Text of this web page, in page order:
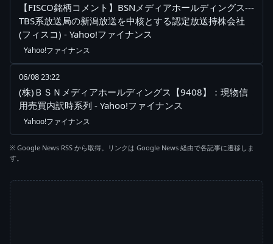
【FISCO銘柄コメント】BSNメディアホールディングス---
TBS系放送局の新潟放送を中核とする認定放送持株会社
(フィスコ) - Yahoo!ファイナンス
Yahoo!ファイナンス
06/08 23:22
(株)ＢＳＮメディアホールディングス【9408】：現物信
用売買内訳時系列 - Yahoo!ファイナンス
Yahoo!ファイナンス
※ Google News RSS から取得。リンクは Google News 経由で各記事に遷移しま
す。